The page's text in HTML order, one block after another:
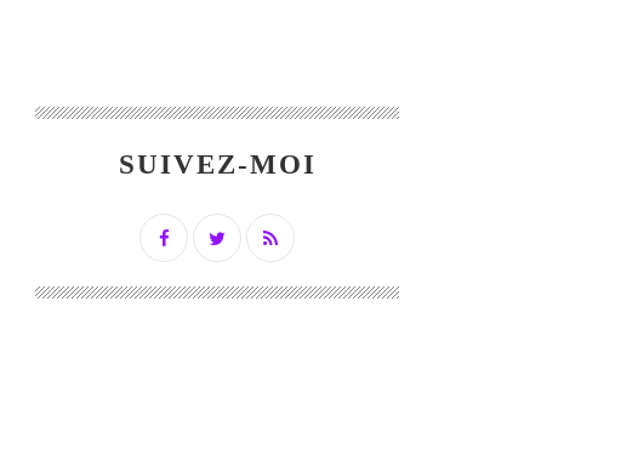
SUIVEZ-MOI